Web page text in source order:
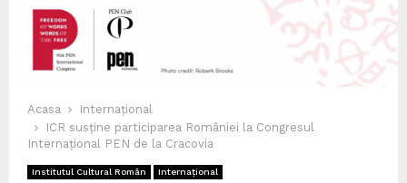
Acasa
Internațional
ICR susține participarea României la Congresul
Internațional PEN de la Cracovia
Institutul Cultural Român Internațional